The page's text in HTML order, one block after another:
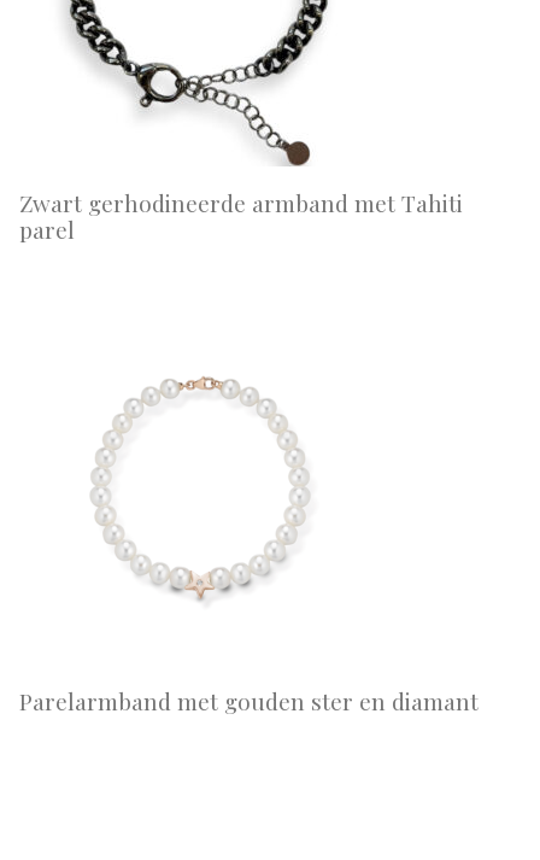
Zwart gerhodineerde armband met Tahiti
parel
Parelarmband met gouden ster en diamant